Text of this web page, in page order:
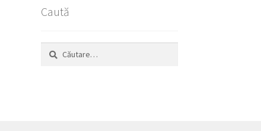
Caută
Caută